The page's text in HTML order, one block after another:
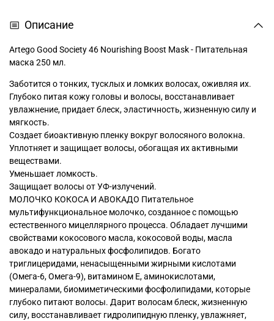
Описание
Artego Good Society 46 Nourishing Boost Mask - Питательная
маска 250 мл.
Заботится о тонких, тусклых и ломких волосах, оживляя их.
Глубоко питая кожу головы и волосы, восстанавливает
увлажнение, придает блеск, эластичность, жизненную силу и
мягкость.
Создает биоактивную пленку вокруг волосяного волокна.
Уплотняет и защищает волосы, обогащая их активными
веществами.
Уменьшает ломкость.
Защищает волосы от УФ-излучений.
МОЛОЧКО КОКОСА И АВОКАДО Питательное
мультифункциональное молочко, созданное с помощью
естественного мицеллярного процесса. Обладает лучшими
свойствами кокосового масла, кокосовой воды, масла
авокадо и натуральных фосфолипидов. Богато
триглицеридами, ненасыщенными жирными кислотами
(Омега-6, Омега-9), витамином Е, аминокислотами,
минералами, биомиметическими фосфолипидами, которые
глубоко питают волосы. Дарит волосам блеск, жизненную
силу, восстанавливает гидролипидную пленку, увлажняет,